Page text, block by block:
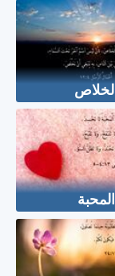
الخلاص
المحبة